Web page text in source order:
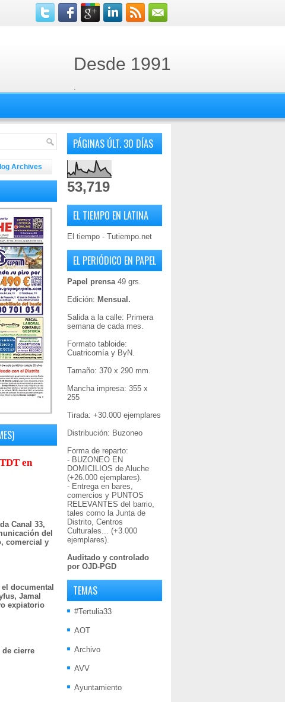
Desde 1991
Archives
en
Canal 33,
del
comercial y
documental
Jamal
expiatorio
de cierre
PÁGINAS ÚLT. 30 DÍAS
53,719
EL TIEMPO EN LATINA
El tiempo - Tutiempo.net
EL PERIÓDICO EN PAPEL
Papel prensa49 grs.
Edición: Mensual.
Salida a la calle: Primera
semana de cada mes.
Formato tabloide:
Cuatricomía y ByN.
Tamaño: 370 x 290 mm.
Mancha impresa: 355 x
255
Tirada: +30.000 ejemplares
Distribución: Buzoneo
Forma de reparto:
- BUZONEO EN
DOMICILIOS de Aluche
(+26.000 ejemplares).
- Entrega en bares,
comercios y PUNTOS
RELEVANTES del barrio,
tales como la Junta de
Distrito, Centros
Culturales... (+3.000
ejemplares).
Auditado y controlado
por OJD-PGD
TEMAS
#Tertulia33
AOT
Archivo
AVV
Ayuntamiento